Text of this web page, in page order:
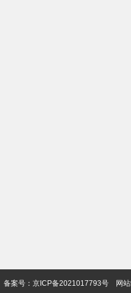
备案号：京ICP备2021017793号 网